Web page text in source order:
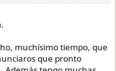
muchísimo tiempo, que
que pronto